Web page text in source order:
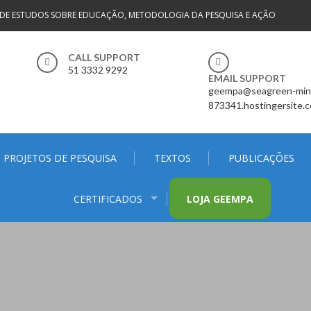
ESTUDOS SOBRE EDUCAÇÃO, METODOLOGIA DA PESQUISA E AÇÃO
CALL SUPPORT
51 3332 9292
EMAIL SUPPORT
geempa@seagreen-
PROJETOS DE PESQUISA TEXTOS PUBLICAÇÕES
CERTIFICADOS LOJA GEEMPA